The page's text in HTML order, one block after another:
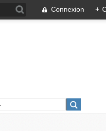
Connexion +